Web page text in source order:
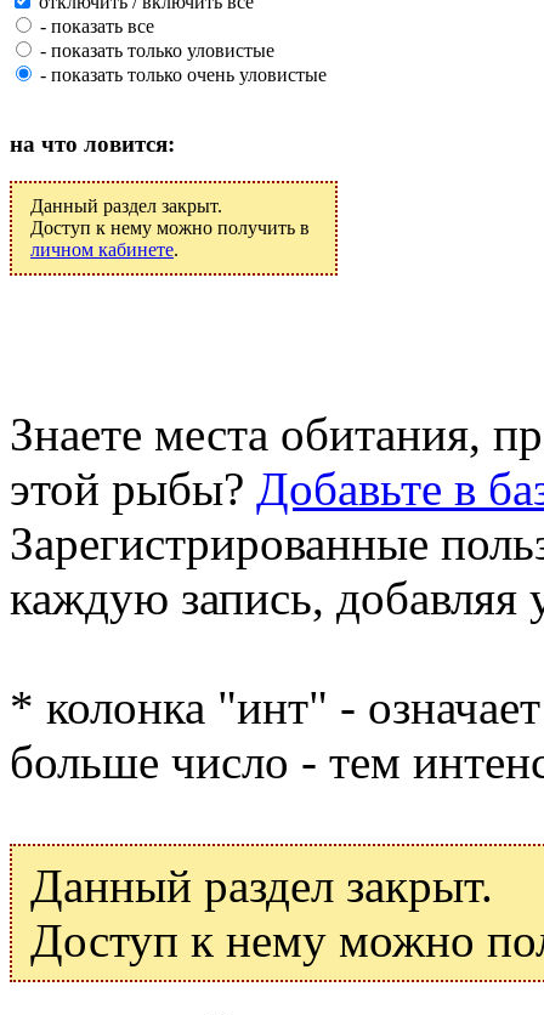
- показать все
- показать только уловистые
- показать только очень уловистые
на что ловится:
Данный раздел закрыт.
Доступ к нему можно получить в
личном кабинете.
Знаете места обитания,
этой рыбы? Добавьте в
Зарегистрированные
каждую запись, добавляя
* колонка "инт" -
больше число - тем
Данный раздел закрыт.
Доступ к нему можно